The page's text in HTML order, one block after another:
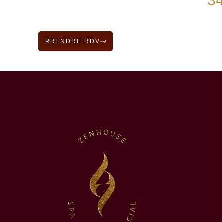
PRENDRE RDV